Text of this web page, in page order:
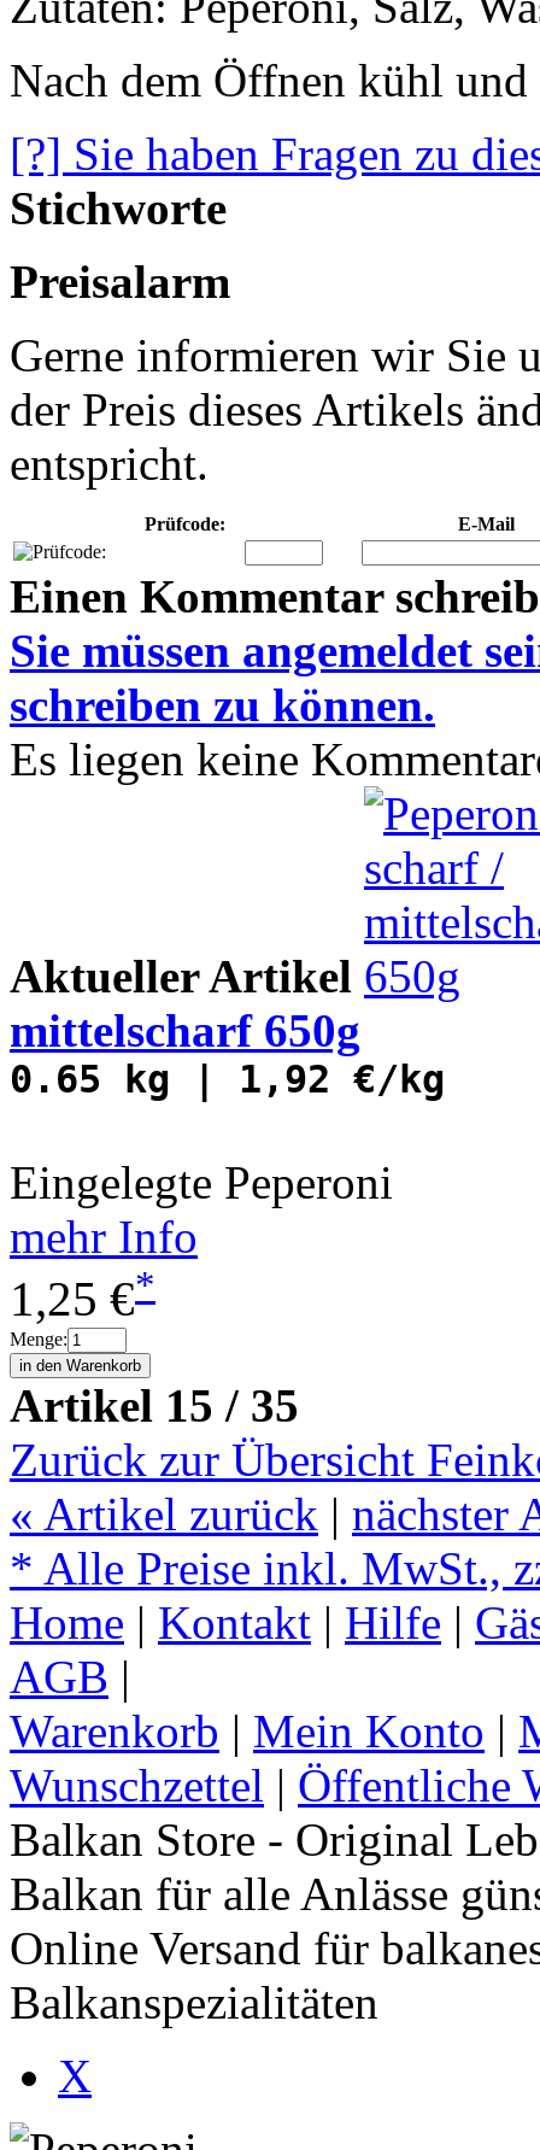
Nach dem Öffnen kühl
[?] Sie haben Fragen zu
Stichworte
Preisalarm
Gerne informieren wir Sie
der Preis dieses Artikels
entspricht.
Prüfcode: E-Mail
Einen Kommentar
Sie müssen angemeldet
schreiben zu können.
Es liegen keine
Aktueller Artikel
mittelscharf 650g
0.65 kg | 1,92 €/kg
Eingelegte Peperoni
mehr Info
1,25 €*
Menge:
Artikel 15 / 35
Zurück zur Übersicht
« Artikel zurück | nächster
* Alle Preise inkl. MwSt.,
Home | Kontakt | Hilfe |
AGB |
Warenkorb | Mein Konto |
Wunschzettel | Öffentliche
Balkan Store - Original
Balkan für alle Anlässe
Online Versand für
Balkanspezialitäten
X